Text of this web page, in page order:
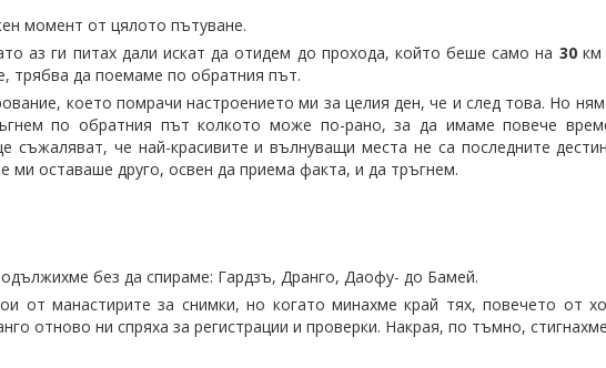
момент от цялото пътуване.
аз ги питах дали искат да отидем до прохода, който беше само на 30км
трябва да поемаме по обратния път.
което помрачи настроението ми за целия ден, че и след това. Но
по обратния път колкото може по-рано, за да имаме повече
съжаляват, че най-красивите и вълнуващи места не са последните
ми оставаше друго, освен да приема факта, и да тръгнем.
без да спираме: Гардзъ, Дранго, Даофу- до Бамей.
от манастирите за снимки, но когато минахме край тях, повечето от
отново ни спряха за регистрации и проверки. Накрая, по тъмно,